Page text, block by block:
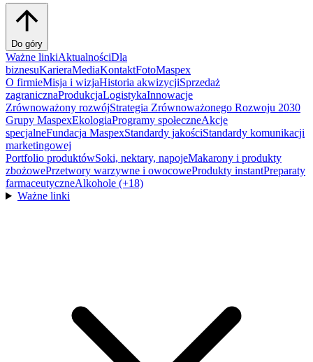
Do góry
Ważne linkiAktualnościDla
biznesuKarieraMediaKontaktFotoMaspex
O firmieMisja i wizjaHistoria akwizycjiSprzedaż
zagranicznaProdukcjaLogistykaInnowacje
Zrównoważony rozwójStrategia Zrównoważonego Rozwoju 2030
Grupy MaspexEkologiaProgramy społeczneAkcje
specjalneFundacja MaspexStandardy jakościStandardy komunikacji
marketingowej
Portfolio produktówSoki, nektary, napojeMakarony i produkty
zbożowePrzetwory warzywne i owocoweProdukty instantPreparaty
farmaceutyczneAlkohole (+18)
Ważne linki